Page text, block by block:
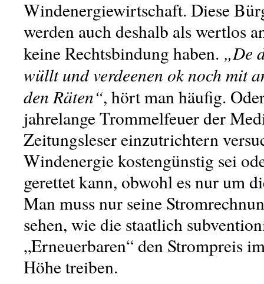
Windenergiewirtschaft. Diese
werden auch deshalb als wertlos
keine Rechtsbindung haben. „De
wüllt und verdeenen ok noch mit
den Räten“, hört man häufig.
jahrelange Trommelfeuer der
Zeitungsleser einzutrichtern
Windenergie kostengünstig sei
gerettet kann, obwohl es nur um
Man muss nur seine
sehen, wie die staatlich
„Erneuerbaren“ den Strompreis
Höhe treiben.